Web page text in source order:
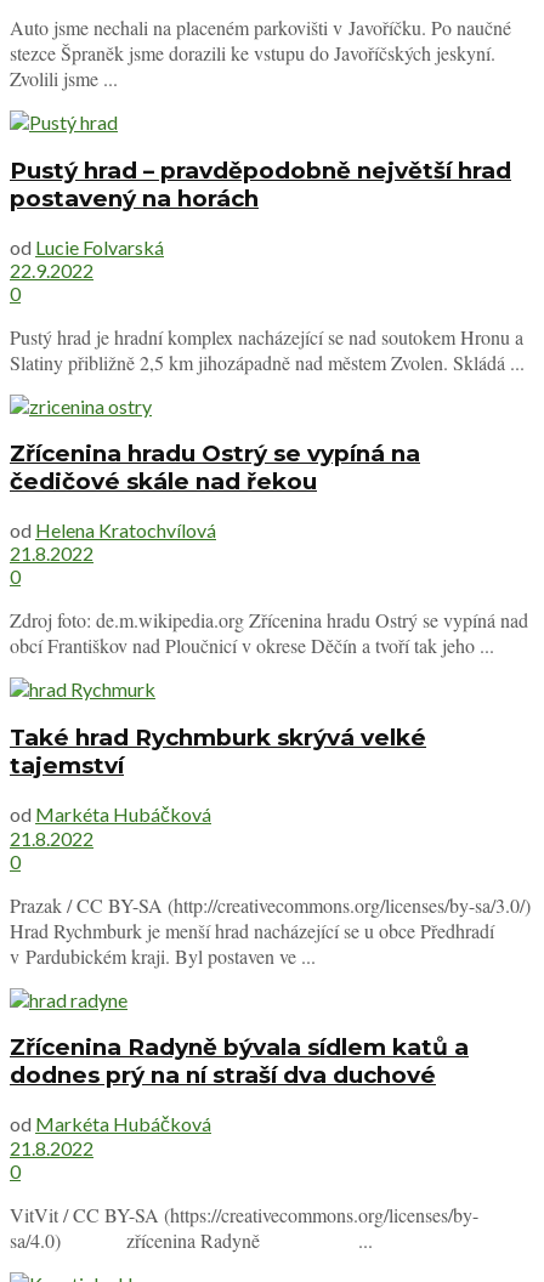
Auto jsme nechali na placeném parkovišti v Javoříčku. Po naučné
stezce Špraněk jsme dorazili ke vstupu do Javoříčských jeskyní.
Zvolili jsme ...
Pustý hrad – pravděpodobně největší hrad
postavený na horách
od Lucie Folvarská
22.9.2022
0
Pustý hrad je hradní komplex nacházející se nad soutokem Hronu a
Slatiny přibližně 2,5 km jihozápadně nad městem Zvolen. Skládá ...
Zřícenina hradu Ostrý se vypíná na
čedičové skále nad řekou
od Helena Kratochvílová
21.8.2022
0
Zdroj foto: de.m.wikipedia.org Zřícenina hradu Ostrý se vypíná nad
obcí Františkov nad Ploučnicí v okrese Děčín a tvoří tak jeho ...
Také hrad Rychmburk skrývá velké
tajemství
od Markéta Hubáčková
21.8.2022
0
Prazak / CC BY-SA (http://creativecommons.org/licenses/by-sa/3.0/)
Hrad Rychmburk je menší hrad nacházející se u obce Předhradí
v Pardubickém kraji. Byl postaven ve ...
Zřícenina Radyně bývala sídlem katů a
dodnes prý na ní straší dva duchové
od Markéta Hubáčková
21.8.2022
0
VitVit / CC BY-SA (https://creativecommons.org/licenses/by-
sa/4.0) zřícenina Radyně ...